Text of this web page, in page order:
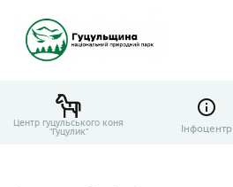
Центр гуцульського коня
"Гуцулик"
Інфоцентр